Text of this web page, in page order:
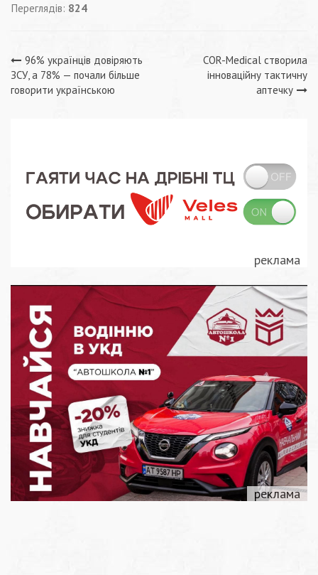
Переглядів: 824
Навігація
записів
96% українців довіряють
ЗСУ, а 78% — почали більше
говорити українською
COR-Medical створила
інноваційну тактичну
аптечку